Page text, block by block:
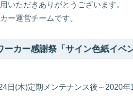
いただきありがとうございます。
ー運営チームです。
ーカー感謝祭「サイン色紙イベ
日(木)定期メンテナンス後～2020